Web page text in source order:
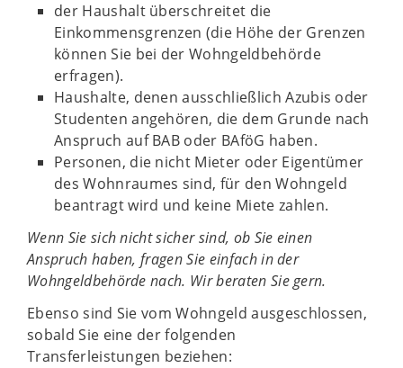
der Haushalt überschreitet die
Einkommensgrenzen (die Höhe der Grenzen
können Sie bei der Wohngeldbehörde
erfragen).
Haushalte, denen ausschließlich Azubis oder
Studenten angehören, die dem Grunde nach
Anspruch auf BAB oder BAföG haben.
Personen, die nicht Mieter oder Eigentümer
des Wohnraumes sind, für den Wohngeld
beantragt wird und keine Miete zahlen.
Wenn Sie sich nicht sicher sind, ob Sie einen
Anspruch haben, fragen Sie einfach in der
Wohngeldbehörde nach. Wir beraten Sie gern.
Ebenso sind Sie vom Wohngeld ausgeschlossen,
sobald Sie eine der folgenden
Transferleistungen beziehen: